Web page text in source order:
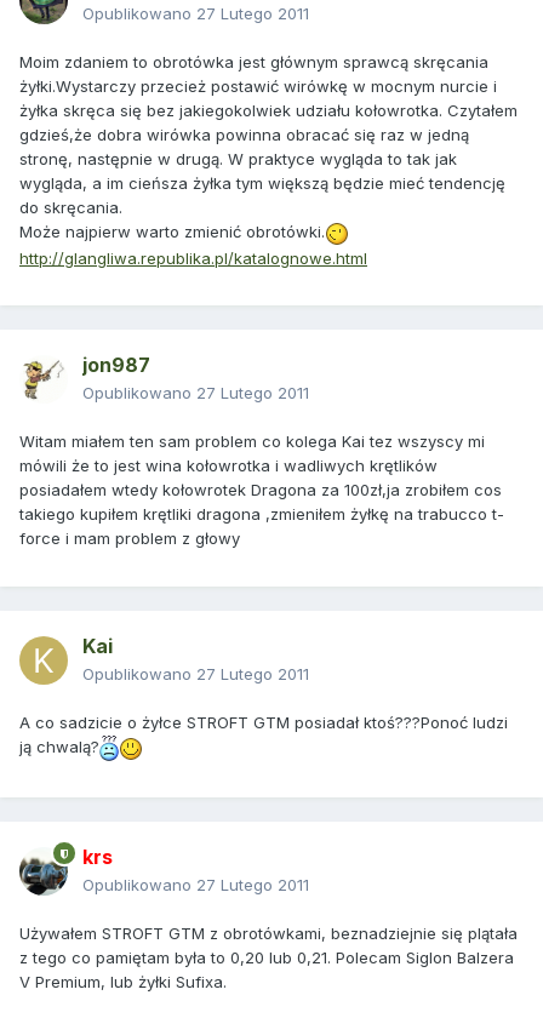
Opublikowano 27 Lutego 2011
Moim zdaniem to obrotówka jest głównym sprawcą skręcania
żyłki.Wystarczy przecież postawić wirówkę w mocnym nurcie i
żyłka skręca się bez jakiegokolwiek udziału kołowrotka. Czytałem
gdzieś,że dobra wirówka powinna obracać się raz w jedną
stronę, następnie w drugą. W praktyce wygląda to tak jak
wygląda, a im cieńsza żyłka tym większą będzie mieć tendencję
do skręcania.
Może najpierw warto zmienić obrotówki.
http://glangliwa.republika.pl/katalognowe.html
jon987
Opublikowano 27 Lutego 2011
Witam miałem ten sam problem co kolega Kai tez wszyscy mi
mówili że to jest wina kołowrotka i wadliwych krętlików
posiadałem wtedy kołowrotek Dragona za 100zł,ja zrobiłem cos
takiego kupiłem krętliki dragona ,zmieniłem żyłkę na trabucco t-
force i mam problem z głowy
Kai
Opublikowano 27 Lutego 2011
A co sadzicie o żyłce STROFT GTM posiadał ktoś???Ponoć ludzi
ją chwalą?
krs
Opublikowano 27 Lutego 2011
Używałem STROFT GTM z obrotówkami, beznadziejnie się plątała
z tego co pamiętam była to 0,20 lub 0,21. Polecam Siglon Balzera
V Premium, lub żyłki Sufixa.